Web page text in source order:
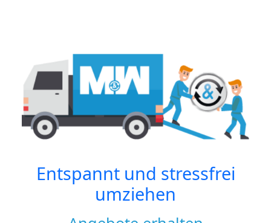
Entspannt und stressfrei
umziehen